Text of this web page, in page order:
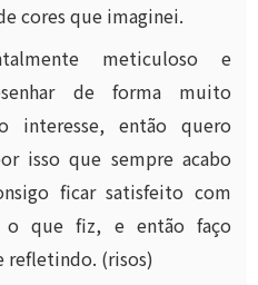
cores que imaginei.
meticuloso e
de forma muito
interesse, então quero
isso que sempre acabo
ficar satisfeito com
o que fiz, e então faço
refletindo. (risos)